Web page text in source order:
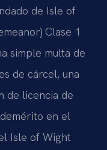
de Isle of
Clase 1
simple multa de
de cárcel, una
de licencia de
en el
Isle of Wight